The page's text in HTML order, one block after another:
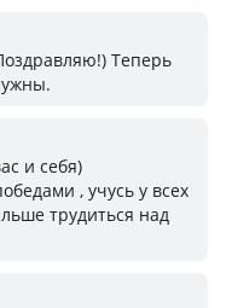
Теперь
и себя)
, учусь у всех
трудиться над